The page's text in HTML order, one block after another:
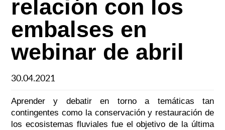
relación con los
embalses en
webinar de abril
30.04.2021
Aprender y debatir en torno a temáticas tan
contingentes como la conservación y restauración de
los ecosistemas fluviales fue el objetivo de la última